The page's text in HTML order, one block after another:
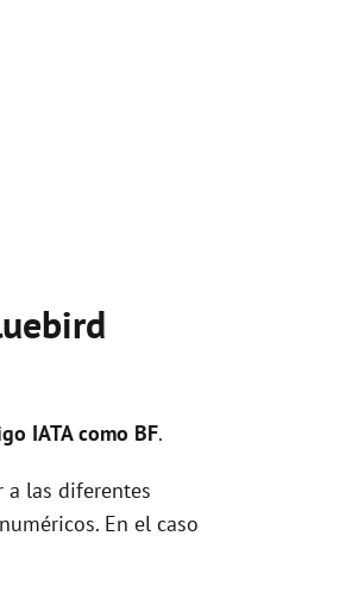
IATA como BF.
a las diferentes
En el caso